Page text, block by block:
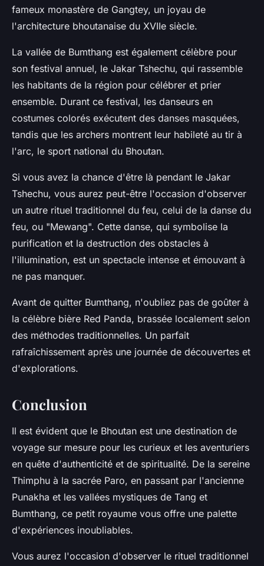
fameux monastère de Gangtey, un joyau de
l'architecture bhoutanaise du XVIIe siècle.
La vallée de Bumthang est également célèbre pour
son festival annuel, le Jakar Tshechu, qui rassemble
les habitants de la région pour célébrer et prier
ensemble. Durant ce festival, les danseurs en
costumes colorés exécutent des danses masquées,
tandis que les archers montrent leur habileté au tir à
l'arc, le sport national du Bhoutan.
Si vous avez la chance d'être là pendant le Jakar
Tshechu, vous aurez peut-être l'occasion d'observer
un autre rituel traditionnel du feu, celui de la danse du
feu, ou "Mewang". Cette danse, qui symbolise la
purification et la destruction des obstacles à
l'illumination, est un spectacle intense et émouvant à
ne pas manquer.
Avant de quitter Bumthang, n'oubliez pas de goûter à
la célèbre bière Red Panda, brassée localement selon
des méthodes traditionnelles. Un parfait
rafraîchissement après une journée de découvertes et
d'explorations.
Conclusion
Il est évident que le Bhoutan est une destination de
voyage sur mesure pour les curieux et les aventuriers
en quête d'authenticité et de spiritualité. De la sereine
Thimphu à la sacrée Paro, en passant par l'ancienne
Punakha et les vallées mystiques de Tang et
Bumthang, ce petit royaume vous offre une palette
d'expériences inoubliables.
Vous aurez l'occasion d'observer le rituel traditionnel